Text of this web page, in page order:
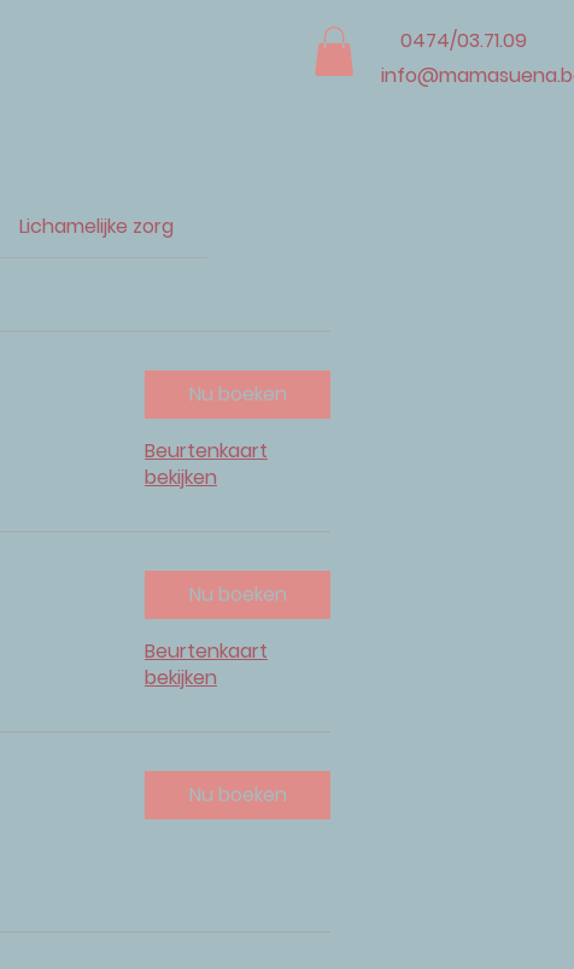
0474/03.71.09
Lichamelijke zorg
Nu boeken
Beurtenkaart
bekijken
Nu boeken
Beurtenkaart
bekijken
Nu boeken